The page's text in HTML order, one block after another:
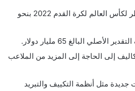
تقدر تكلفة ملاعب قطر لكأس العالم لكرة القدم 2022 بنحو
البالغ 65 مليار دولار.
إلى الحاجة إلى المزيد من الملاعب
مثل أنظمة التكييف والتبريد